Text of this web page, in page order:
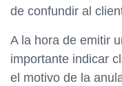
de confundir al
A la hora de emitir
importante indicar
el motivo de la